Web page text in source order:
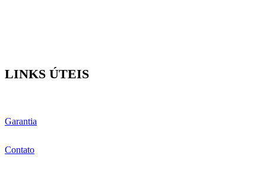
LINKS ÚTEIS
Garantia
Contato